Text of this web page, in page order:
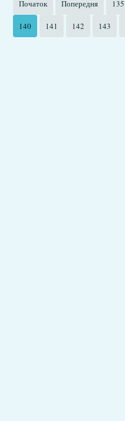
Початок
Попередня 135
140 141 142 143